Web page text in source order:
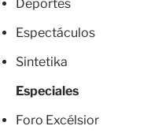
Deportes
Espectáculos
Sintetika
Especiales
Foro Excélsior